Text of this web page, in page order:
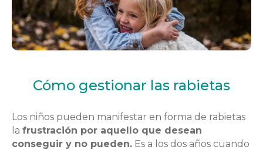
Cómo gestionar las rabietas
Los niños pueden manifestar en forma de rabietas
la frustración por aquello que desean
conseguir y no pueden. Es a los dos años cuando